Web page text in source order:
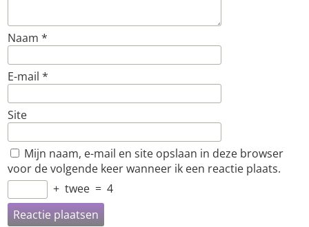
Naam *
E-mail *
Site
Mijn naam, e-mail en site opslaan in deze browser
voor de volgende keer wanneer ik een reactie plaats.
+ twee = 4